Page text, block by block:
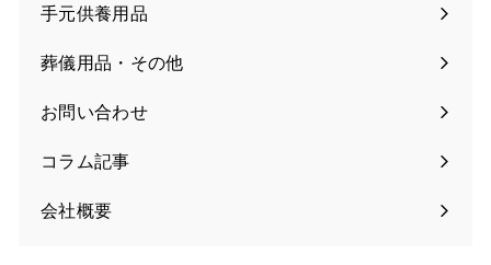
手元供養用品
葬儀用品・その他
お問い合わせ
コラム記事
会社概要